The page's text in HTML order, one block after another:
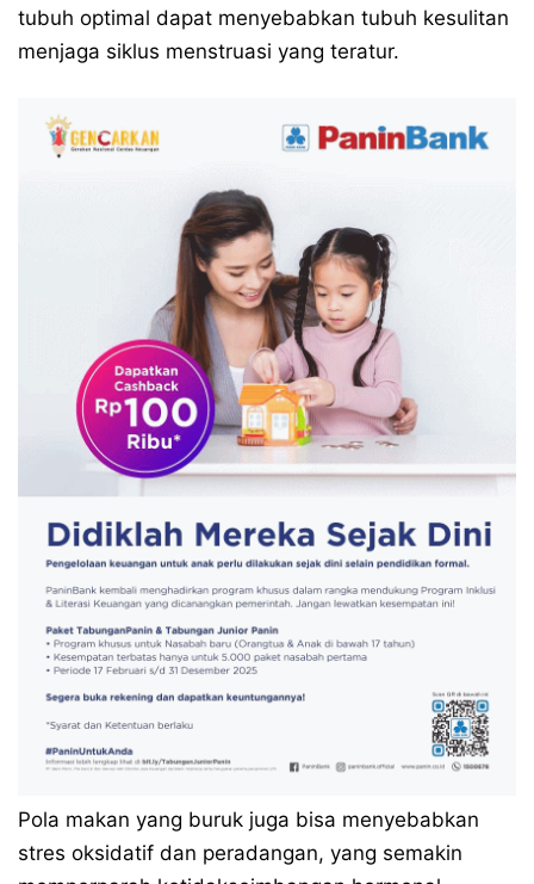
tubuh optimal dapat menyebabkan tubuh kesulitan
menjaga siklus menstruasi yang teratur.
Pola makan yang buruk juga bisa menyebabkan
stres oksidatif dan peradangan, yang semakin